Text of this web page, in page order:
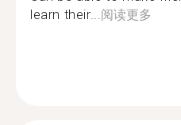
learn their...阅读更多